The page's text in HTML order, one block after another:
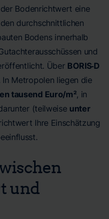
Bodenrichtwert eine
durchschnittlichen
Bodens innerhalb
und
Über BORIS‑D
Metropolen liegen die
tausend Euro/m², in
(teilweise unter
Ihre Einschätzung
und